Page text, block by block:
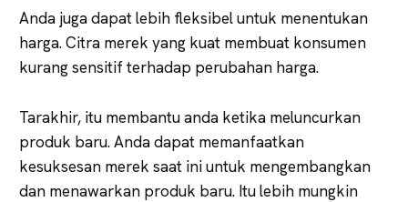
Anda juga dapat lebih fleksibel untuk menentukan
harga. Citra merek yang kuat membuat konsumen
kurang sensitif terhadap perubahan harga.
Tarakhir, itu membantu anda ketika meluncurkan
produk baru. Anda dapat memanfaatkan
kesuksesan merek saat ini untuk mengembangkan
dan menawarkan produk baru. Itu lebih mungkin